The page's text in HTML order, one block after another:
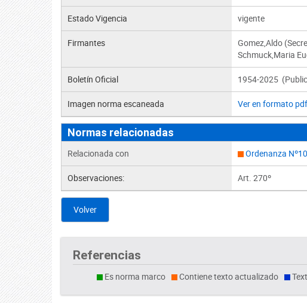
Estado Vigencia vigente
Firmantes
Gomez,Aldo
Schmuck,Maria
Boletín Oficial 1954-2025
Imagen norma escaneada Ver en formato pdf
Normas relacionadas
Relacionada con Ordenanza
Observaciones: Art. 270º
Volver
Referencias
Es norma marco Contiene texto actualizado